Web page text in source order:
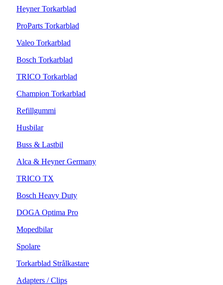
Heyner Torkarblad
ProParts Torkarblad
Valeo Torkarblad
Bosch Torkarblad
TRICO Torkarblad
Champion Torkarblad
Refillgummi
Husbilar
Buss & Lastbil
Alca & Heyner Germany
TRICO TX
Bosch Heavy Duty
DOGA Optima Pro
Mopedbilar
Spolare
Torkarblad Strålkastare
Adapters / Clips